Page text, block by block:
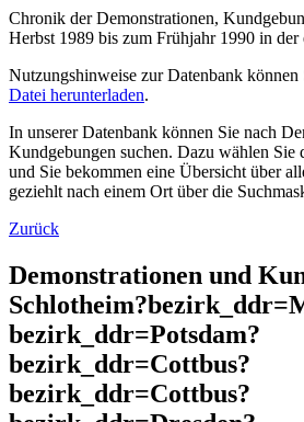
Chronik der Demonstrationen,
Herbst 1989 bis zum Frühjahr 1990 in
Nutzungshinweise zur Datenbank können
Datei herunterladen.
In unserer Datenbank können Sie nach
Kundgebungen suchen. Dazu wählen Sie
und Sie bekommen eine Übersicht über
geziehlt nach einem Ort über die
Zurück
Demonstrationen und
bezirk_ddr=Potsdam?
bezirk_ddr=Cottbus?
bezirk_ddr=Cottbus?